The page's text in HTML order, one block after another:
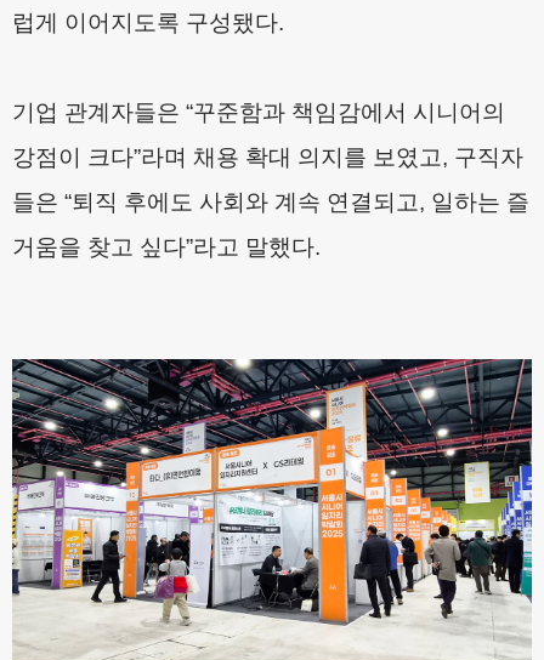
럽게 이어지도록 구성됐다.
기업 관계자들은 “꾸준함과 책임감에서 시니어의
강점이 크다”라며 채용 확대 의지를 보였고, 구직자
들은 “퇴직 후에도 사회와 계속 연결되고, 일하는 즐
거움을 찾고 싶다”라고 말했다.